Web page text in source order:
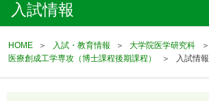
入試情報
HOME 入試・教育情報
大学院医学研究科
医療創成工学専攻（博士課程後期課程）
入試情報